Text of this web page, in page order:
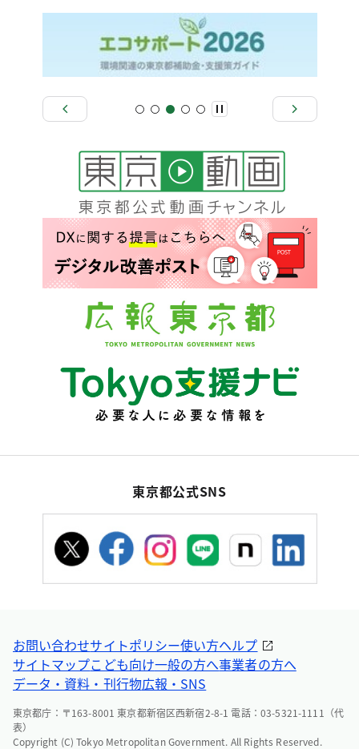
東京都公式SNS
お問い合わせサイトポリシー使い方ヘルプ
サイトマップこども向け一般の方へ事業者の方へ
データ・資料・刊行物広報・SNS
東京都庁：〒163-8001 東京都新宿区西新宿2-8-1 電話：03-5321-1111（代
表）
Copyright (C) Tokyo Metropolitan Government. All Rights Reserved.